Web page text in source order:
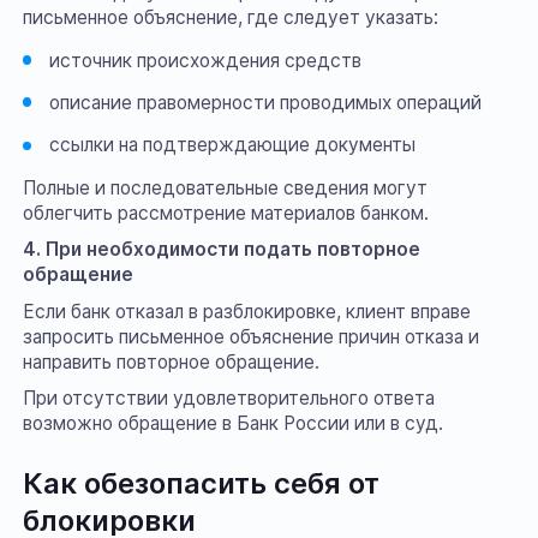
письменное объяснение, где следует указать:
источник происхождения средств
описание правомерности проводимых операций
ссылки на подтверждающие документы
Полные и последовательные сведения могут
облегчить рассмотрение материалов банком.
4. При необходимости подать повторное
обращение
Если банк отказал в разблокировке, клиент вправе
запросить письменное объяснение причин отказа и
направить повторное обращение.
При отсутствии удовлетворительного ответа
возможно обращение в Банк России или в суд.
Как обезопасить себя от
блокировки